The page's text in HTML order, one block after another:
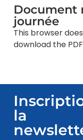
Document
journée
This browser
download the
la